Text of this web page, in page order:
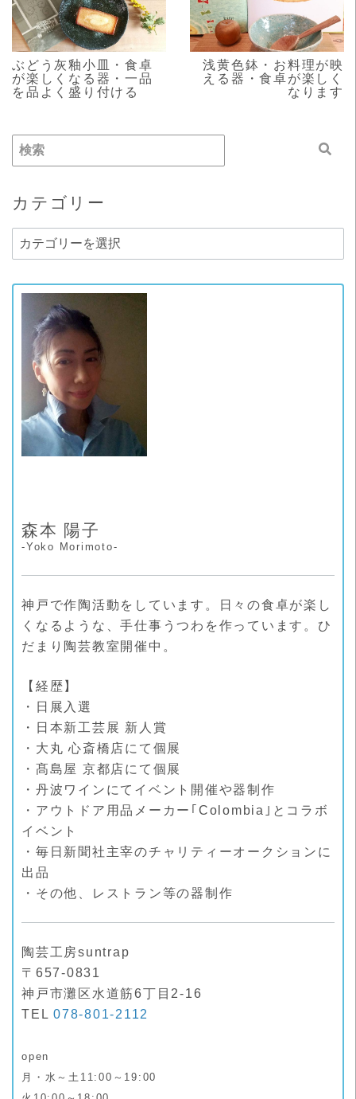
READ MORE
ぶどう灰釉小皿・食卓
が楽しくなる器・一品
を品よく盛り付ける
READ MORE
浅黄色鉢・お料理が映
える器・食卓が楽しく
なります
カテゴリー
カ
テ
森本 陽子
-Yoko Morimoto-
神戸で作陶活動をしています。日々の食卓が楽し
くなるような、手仕事うつわを作っています。ひ
だまり陶芸教室開催中。
【経歴】
・日展入選
・日本新工芸展 新人賞
・大丸 心斎橋店にて個展
・髙島屋 京都店にて個展
・丹波ワインにてイベント開催や器制作
・アウトドア用品メーカー｢Colombia｣とコラボ
イベント
・毎日新聞社主宰のチャリティーオークションに
出品
・その他、レストラン等の器制作
陶芸工房suntrap
〒657-0831
神戸市灘区水道筋6丁目2-16
TEL078-801-2112
open
月・水～土11:00～19:00